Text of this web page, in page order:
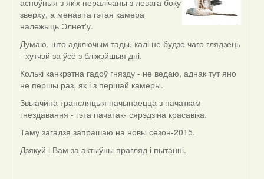
reply
to
by
VoV
асноўныя з якіх пералічаны з левага боку
зверху, а менавіта гэтая камера
належыць Элнет'у.
Думаю, што адключым тады, калі не будзе чаго глядзець
- хутчэй за ўсё з бліжэйшыя дні.
Колькі канкрэтна гадоў гнязду - не ведаю, аднак тут яно
не першы раз, як і з першай камеры.
Звыачйна трансляцыя пачынаецца з пачаткам
гнездавання - гэта пачатак- сярэдзіна красавіка.
Таму загадзя запрашаю на новы сезон-2015.
Дзякуй і Вам за актыўны прагляд і пытанні.